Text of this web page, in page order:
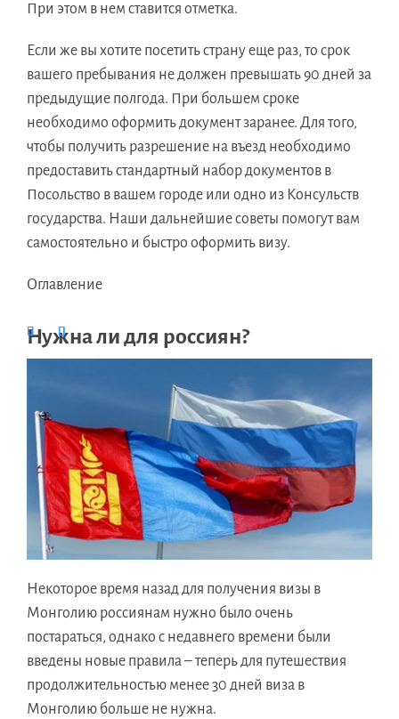
При этом в нем ставится отметка.
Если же вы хотите посетить страну еще раз, то срок
вашего пребывания не должен превышать 90 дней за
предыдущие полгода. При большем сроке
необходимо оформить документ заранее. Для того,
чтобы получить разрешение на въезд необходимо
предоставить стандартный набор документов в
Посольство в вашем городе или одно из Консульств
государства. Наши дальнейшие советы помогут вам
самостоятельно и быстро оформить визу.
Оглавление
Нужна ли для россиян?
Некоторое время назад для получения визы в
Монголию россиянам нужно было очень
постараться, однако с недавнего времени были
введены новые правила – теперь для путешествия
продолжительностью менее 30 дней виза в
Монголию больше не нужна.